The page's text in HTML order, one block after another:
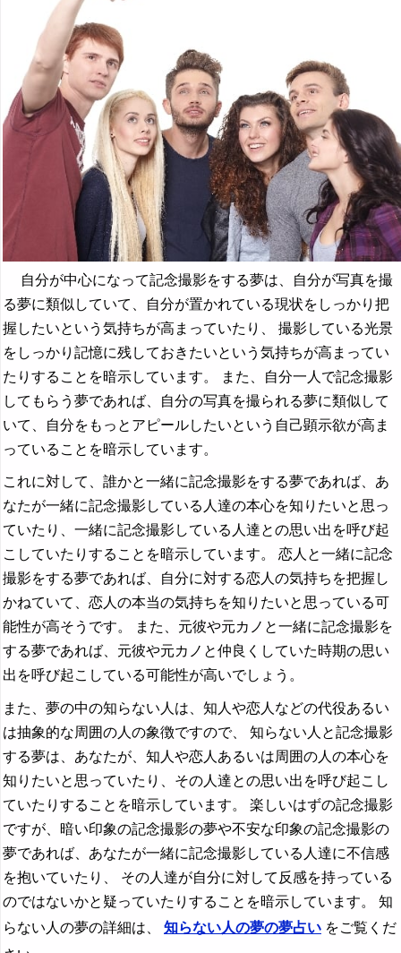
自分が中心になって記念撮影をする夢は、自分が写真を撮
る夢に類似していて、自分が置かれている現状をしっかり把
握したいという気持ちが高まっていたり、 撮影している光景
をしっかり記憶に残しておきたいという気持ちが高まってい
たりすることを暗示しています。 また、自分一人で記念撮影
してもらう夢であれば、自分の写真を撮られる夢に類似して
いて、自分をもっとアピールしたいという自己顕示欲が高ま
っていることを暗示しています。
これに対して、誰かと一緒に記念撮影をする夢であれば、あ
なたが一緒に記念撮影している人達の本心を知りたいと思っ
ていたり、一緒に記念撮影している人達との思い出を呼び起
こしていたりすることを暗示しています。 恋人と一緒に記念
撮影をする夢であれば、自分に対する恋人の気持ちを把握し
かねていて、恋人の本当の気持ちを知りたいと思っている可
能性が高そうです。 また、元彼や元カノと一緒に記念撮影を
する夢であれば、元彼や元カノと仲良くしていた時期の思い
出を呼び起こしている可能性が高いでしょう。
また、夢の中の知らない人は、知人や恋人などの代役あるい
は抽象的な周囲の人の象徴ですので、 知らない人と記念撮影
する夢は、あなたが、知人や恋人あるいは周囲の人の本心を
知りたいと思っていたり、その人達との思い出を呼び起こし
ていたりすることを暗示しています。 楽しいはずの記念撮影
ですが、暗い印象の記念撮影の夢や不安な印象の記念撮影の
夢であれば、あなたが一緒に記念撮影している人達に不信感
を抱いていたり、 その人達が自分に対して反感を持っている
のではないかと疑っていたりすることを暗示しています。 知
らない人の夢の詳細は、 知らない人の夢の夢占い をご覧くだ